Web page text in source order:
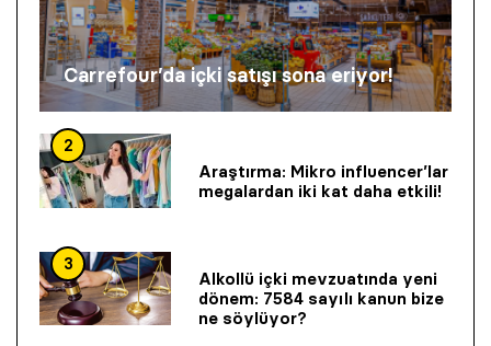
Carrefour’da içki satışı sona eriyor!
2
Araştırma: Mikro influencer’lar
megalardan iki kat daha etkili!
3
Alkollü içki mevzuatında yeni
dönem: 7584 sayılı kanun bize
ne söylüyor?